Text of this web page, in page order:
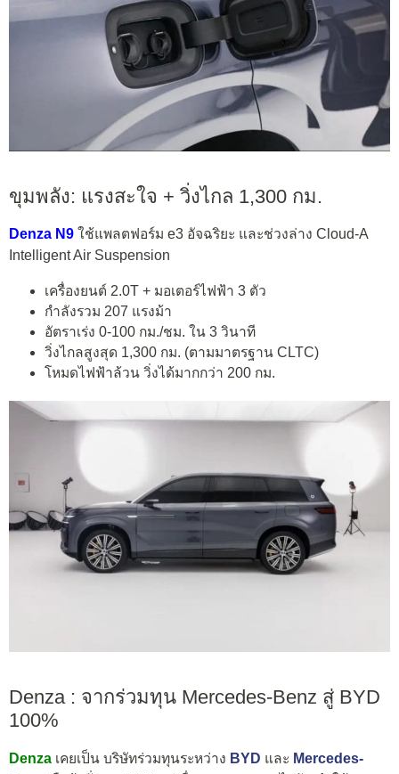
ขุมพลัง: แรงสะใจ + วิ่งไกล 1,300 กม.
Denza N9 ใช้แพลตฟอร์ม e3 อัจฉริยะ และช่วงล่าง Cloud-A
Intelligent Air Suspension
เครื่องยนต์ 2.0T + มอเตอร์ไฟฟ้า 3 ตัว
กำลังรวม 207 แรงม้า
อัตราเร่ง 0-100 กม./ชม. ใน 3 วินาที
วิ่งไกลสูงสุด 1,300 กม. (ตามมาตรฐาน CLTC)
โหมดไฟฟ้าล้วน วิ่งได้มากกว่า 200 กม.
Denza : จากร่วมทุน Mercedes-Benz สู่ BYD
100%
Denza เคยเป็น บริษัทร่วมทุนระหว่าง BYD และ Mercedes-